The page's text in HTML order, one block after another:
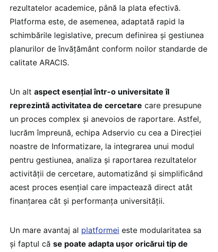
rezultatelor academice, până la plata efectivă.
Platforma este, de asemenea, adaptată rapid la
schimbările legislative, precum definirea și gestiunea
planurilor de învățământ conform noilor standarde de
calitate ARACIS.
Un alt aspect esențial într-o universitate îl
reprezintă activitatea de cercetare care presupune
un proces complex și anevoios de raportare. Astfel,
lucrăm împreună, echipa Adservio cu cea a Direcției
noastre de Informatizare, la integrarea unui modul
pentru gestiunea, analiza și raportarea rezultatelor
activității de cercetare, automatizând și simplificând
acest proces esențial care impactează direct atât
finanțarea cât și performanța universității.
Un mare avantaj al platformei este modularitatea sa
și faptul că se poate adapta ușor oricărui tip de